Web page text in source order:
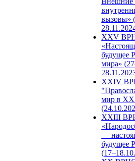
вызовы»
XXV
будущее
мира»
XXIV
мир в
XXIII
—
будущее